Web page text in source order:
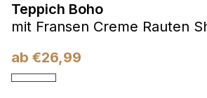
Teppich Boho
mit Fransen Creme Rauten
ab €26,99
Marketing
Marketing-Cookies werden verwendet,
Websites hinweg zu verfolgen. Das Ziel
anzuzeigen, die für den einzelnen
ansprechend sind und somit wertvoller